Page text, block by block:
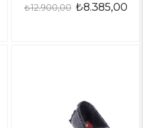
₺8.385,00
₺12.900,00